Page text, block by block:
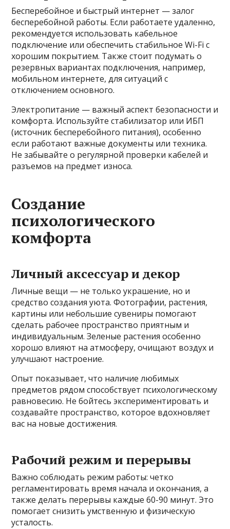
Бесперебойное и быстрый интернет — залог
бесперебойной работы. Если работаете удаленно,
рекомендуется использовать кабельное
подключение или обеспечить стабильное Wi-Fi с
хорошим покрытием. Также стоит подумать о
резервных вариантах подключения, например,
мобильном интернете, для ситуаций с
отключением основного.
Электропитание — важный аспект безопасности и
комфорта. Используйте стабилизатор или ИБП
(источник бесперебойного питания), особенно
если работают важные документы или техника.
Не забывайте о регулярной проверки кабелей и
разъемов на предмет износа.
Создание
психологического
комфорта
Личный аксессуар и декор
Личные вещи — не только украшение, но и
средство создания уюта. Фотографии, растения,
картины или небольшие сувениры помогают
сделать рабочее пространство приятным и
индивидуальным. Зеленые растения особенно
хорошо влияют на атмосферу, очищают воздух и
улучшают настроение.
Опыт показывает, что наличие любимых
предметов рядом способствует психологическому
равновесию. Не бойтесь экспериментировать и
создавайте пространство, которое вдохновляет
вас на новые достижения.
Рабочий режим и перерывы
Важно соблюдать режим работы: четко
регламентировать время начала и окончания, а
также делать перерывы каждые 60-90 минут. Это
помогает снизить умственную и физическую
усталость.